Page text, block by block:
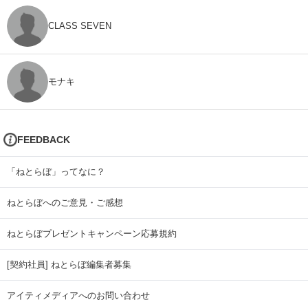
CLASS SEVEN
モナキ
FEEDBACK
「ねとらぼ」ってなに？
ねとらぼへのご意見・ご感想
ねとらぼプレゼントキャンペーン応募規約
[契約社員] ねとらぼ編集者募集
アイティメディアへのお問い合わせ